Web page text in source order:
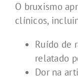
O bruxismo
clínicos,
Ruído de
relatado
Dor na